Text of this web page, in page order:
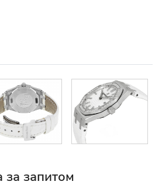
за запитом